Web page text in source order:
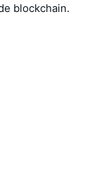
blockchain.